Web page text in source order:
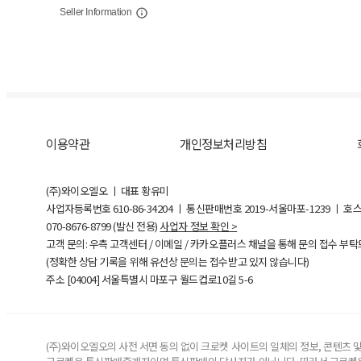
Seller Information
이용약관 개인정보처리방침
(주)와이오엘오 ㅣ 대표 황유미
사업자등록번호610-86-34204ㅣ 통신판매번호 2019-서울마포-1239 ㅣ 호
070-8676-8799 (발신 전용) 사업자 정보 확인 >
고객 문의: 우측 고객센터 / 이메일 / 카카오플러스 채널을 통해 문의 접수 부
(정확한 상담 기록을 위해 유선상 문의는 접수받고 있지 않습니다)
주소 [04004] 서울특별시 마포구 월드컵로10길5-6
(주)와이오엘오의 사전 서면 동의 없이 크로켓 사이트의 일체의 정보, 콘텐츠